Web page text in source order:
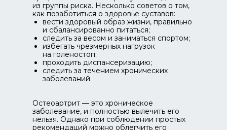
Остеоартрит — это хроническое
заболевание, и полностью вылечить его
нельзя. Однако при соблюдении простых
рекомендаций можно облегчить его
из группы риска. Несколько советов о том,
как позаботиться о здоровье суставов:
вести здоровый образ жизни, правильно
и сбалансированно питаться;
следить за весом и заниматься спортом;
избегать чрезмерных нагрузок
на голеностоп;
проходить диспансеризацию;
следить за течением хронических
заболеваний.